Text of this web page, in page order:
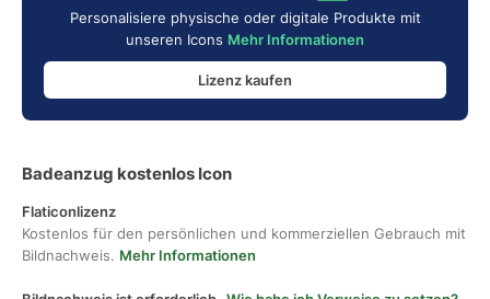
Personalisiere physische oder digitale Produkte mit
unseren Icons Mehr Informationen
Lizenz kaufen
Badeanzug kostenlos Icon
Flaticonlizenz
Kostenlos für den persönlichen und kommerziellen Gebrauch mit
Bildnachweis. Mehr Informationen